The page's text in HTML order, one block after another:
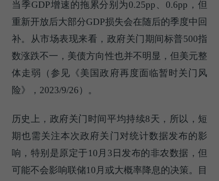
当季GDP增速的拖累分别为0.25pp、0.6pp，但
重新开放后大部分GDP损失会在随后的季度中回
补。从市场表现来看，政府关门期间标普500指
数涨跌不一，美债方向性也并不明显，但美元整
体走弱（参见《美国政府再度面临暂时关门风
险》，2023/9/26）。
历史上，政府关门时间平均持续8天，所以，短
期也需关注本次政府关门对统计数据发布的影
响，特别是原定于10月3日发布的非农数据，但
可能不会影响联储10月或大概率降息的决策。目